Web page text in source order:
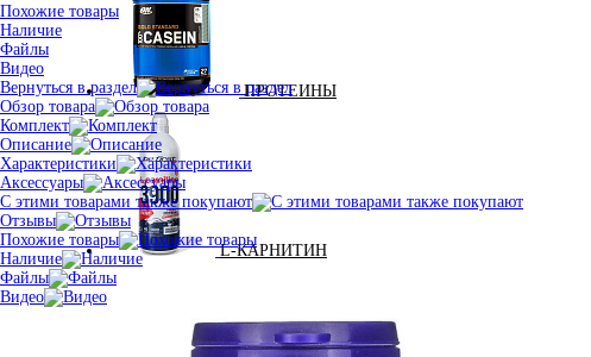
ПРОТЕИНЫ
L-КАРНИТИН
Похожие товары
Наличие
Файлы
Видео
Вернуться в раздел
Обзор товара
Комплект
Описание
Характеристики
Аксессуары
С этими товарами также покупают
Отзывы
Похожие товары
Наличие
Файлы
Видео